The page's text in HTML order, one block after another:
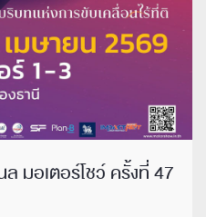
มอเตอร์โชว์ ครั้งที่ 47